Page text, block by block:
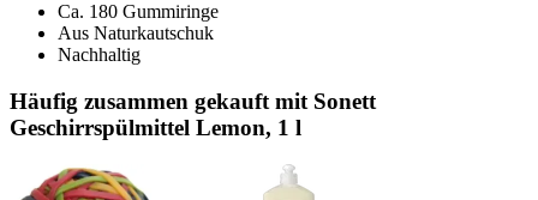
Ca. 180 Gummiringe
Aus Naturkautschuk
Nachhaltig
Häufig zusammen gekauft mit Sonett
Geschirrspülmittel Lemon, 1 l